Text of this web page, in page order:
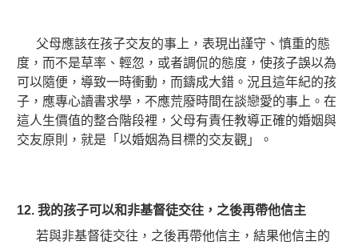
父母應該在孩子交友的事上，表現出謹守、慎重的態
度，而不是草率、輕忽，或者調侃的態度，使孩子誤以為
可以隨便，導致一時衝動，而鑄成大錯。況且這年紀的孩
子，應專心讀書求學，不應荒廢時間在談戀愛的事上。在
這人生價值的整合階段裡，父母有責任教導正確的婚姻與
交友原則，就是「以婚姻為目標的交友觀」。
12. 我的孩子可以和非基督徒交往，之後再帶他信主
若與非基督徒交往，之後再帶他信主，結果他信主的